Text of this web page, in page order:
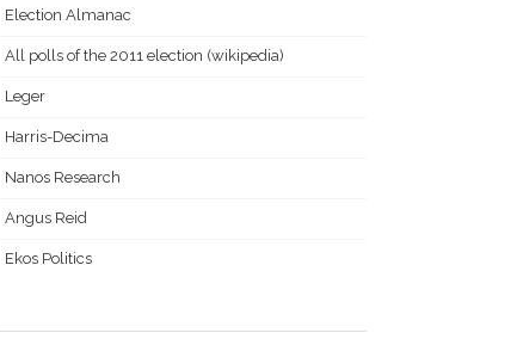
Election Almanac
All polls of the 2011 election (wikipedia)
Leger
Harris-Decima
Nanos Research
Angus Reid
Ekos Politics